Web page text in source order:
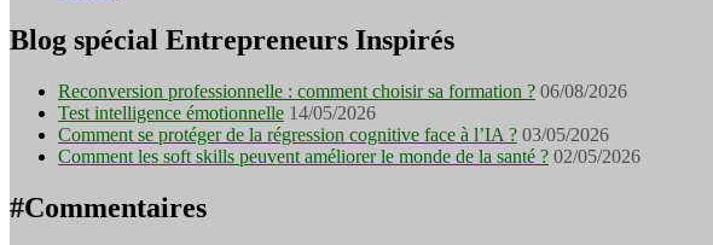
Blog spécial Entrepreneurs Inspirés
Reconversion professionnelle : comment choisir sa formation ? 06/08/2026
Test intelligence émotionnelle 14/05/2026
Comment se protéger de la régression cognitive face à l’IA ? 03/05/2026
Comment les soft skills peuvent améliorer le monde de la santé ? 02/05/2026
#Commentaires